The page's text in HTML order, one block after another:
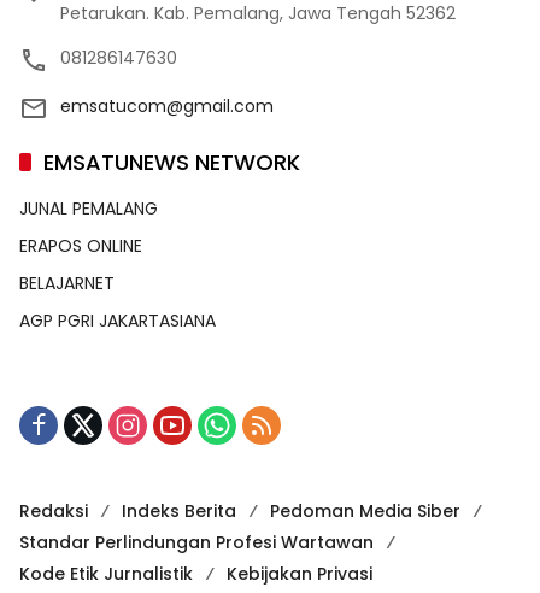
Petarukan. Kab. Pemalang, Jawa Tengah 52362
081286147630
emsatucom@gmail.com
EMSATUNEWS NETWORK
JUNAL PEMALANG
ERAPOS ONLINE
BELAJARNET
AGP PGRI JAKARTASIANA
Redaksi Indeks Berita
Pedoman Media Siber
Standar Perlindungan Profesi Wartawan
Kode Etik Jurnalistik
Kebijakan Privasi